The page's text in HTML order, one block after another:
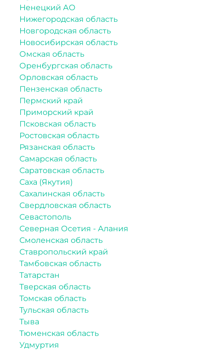
Ненецкий АО
Нижегородская область
Новгородская область
Новосибирская область
Омская область
Оренбургская область
Орловская область
Пензенская область
Пермский край
Приморский край
Псковская область
Ростовская область
Рязанская область
Самарская область
Саратовская область
Саха (Якутия)
Сахалинская область
Свердловская область
Севастополь
Северная Осетия - Алания
Смоленская область
Ставропольский край
Тамбовская область
Татарстан
Тверская область
Томская область
Тульская область
Тыва
Тюменская область
Удмуртия